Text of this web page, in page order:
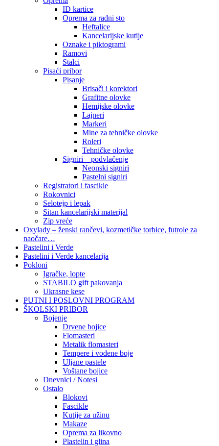
ID kartice
Oprema za radni sto
Heftalice
Kancelarijske kutije
Oznake i piktogrami
Ramovi
Stalci
Pisaći pribor
Pisanje
Brisači i korektori
Grafitne olovke
Hemijske olovke
Lajneri
Markeri
Mine za tehničke olovke
Roleri
Tehničke olovke
Signiri – podvlačenje
Neonski signiri
Pastelni signiri
Registratori i fascikle
Rokovnici
Selotejp i lepak
Sitan kancelarijski materijal
Zip vreće
Oxylady – ženski rančevi, kozmetičke torbice, futrole za
naočare…
Pastelini i Verde
Pastelini i Verde kancelarija
Pokloni
Igračke, lopte
STABILO gift pakovanja
Ukrasne kese
PUTNI I POSLOVNI PROGRAM
ŠKOLSKI PRIBOR
Bojenje
Drvene bojice
Flomasteri
Metalik flomasteri
Tempere i vodene boje
Uljane pastele
Voštane bojice
Dnevnici / Notesi
Ostalo
Blokovi
Fascikle
Kutije za užinu
Makaze
Oprema za likovno
Plastelin i glina